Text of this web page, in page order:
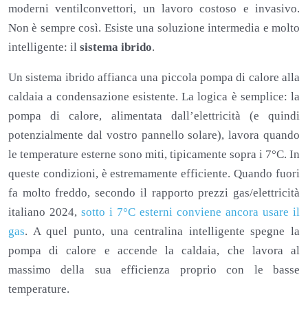
moderni ventilconvettori, un lavoro costoso e invasivo.
Non è sempre così. Esiste una soluzione intermedia e molto
intelligente: il sistema ibrido.
Un sistema ibrido affianca una piccola pompa di calore alla
caldaia a condensazione esistente. La logica è semplice: la
pompa di calore, alimentata dall’elettricità (e quindi
potenzialmente dal vostro pannello solare), lavora quando
le temperature esterne sono miti, tipicamente sopra i 7°C. In
queste condizioni, è estremamente efficiente. Quando fuori
fa molto freddo, secondo il rapporto prezzi gas/elettricità
italiano 2024, sotto i 7°C esterni conviene ancora usare il
gas. A quel punto, una centralina intelligente spegne la
pompa di calore e accende la caldaia, che lavora al
massimo della sua efficienza proprio con le basse
temperature.